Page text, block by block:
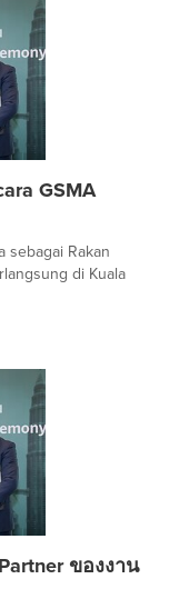
GSMA
sebagai Rakan
di Kuala
ของงาน